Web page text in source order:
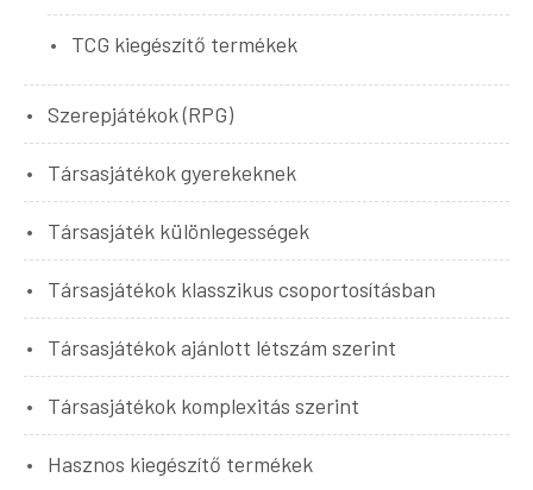
TCG kiegészítő termékek
Szerepjátékok (RPG)
Társasjátékok gyerekeknek
Társasjáték különlegességek
Társasjátékok klasszikus csoportosításban
Társasjátékok ajánlott létszám szerint
Társasjátékok komplexitás szerint
Hasznos kiegészítő termékek